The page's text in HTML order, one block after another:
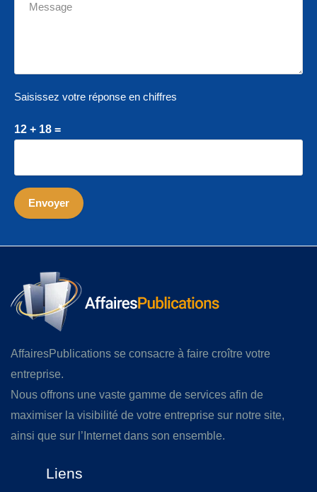
Saisissez votre réponse en chiffres
12 + 18 =
AffairesPublications se consacre à faire croître votre
entreprise.
Nous offrons une vaste gamme de services afin de
maximiser la visibilité de votre entreprise sur notre site,
ainsi que sur l’Internet dans son ensemble.
Liens